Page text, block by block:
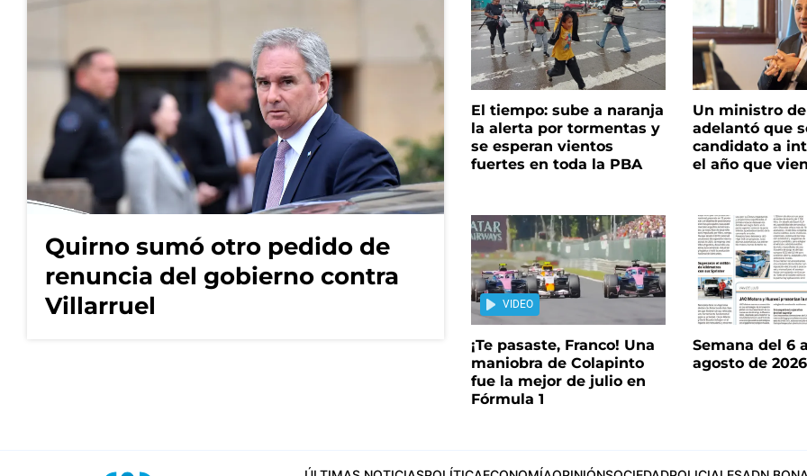
Quirno sumó otro pedido de
renuncia del gobierno contra
Villarruel
El tiempo: sube a naranja
la alerta por tormentas y
se esperan vientos
fuertes en toda la PBA
Un ministro
adelantó que
candidato a
el año que
VIDEO
¡Te pasaste, Franco! Una
maniobra de Colapinto
fue la mejor de julio en
Fórmula 1
Semana del 6
agosto de 2026